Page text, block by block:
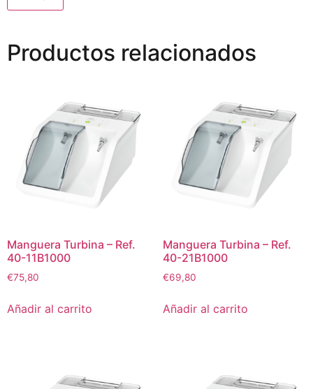
Productos relacionados
Manguera Turbina – Ref.
40-11B1000
€75,80
Añadir al carrito
Manguera Turbina – Ref.
40-21B1000
€69,80
Añadir al carrito